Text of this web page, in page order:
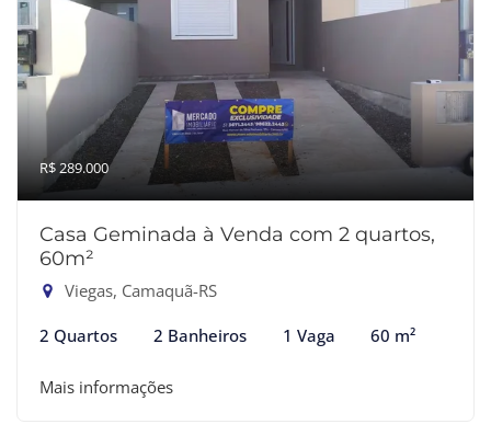
R$ 289.000
Casa Geminada à Venda com 2 quartos,
60m²
Viegas, Camaquã-RS
2 Quartos 2 Banheiros 1 Vaga 60 m²
Mais informações